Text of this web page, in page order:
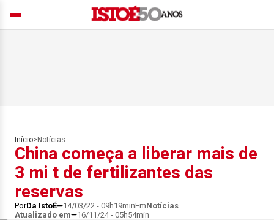
Início> Notícias
China começa a liberar mais de
3 mi t de fertilizantes das
reservas
PorDa IstoÉ 14/03/22 - 09h19minEmNotícias
Atualizado em
16/11/24 - 05h54min